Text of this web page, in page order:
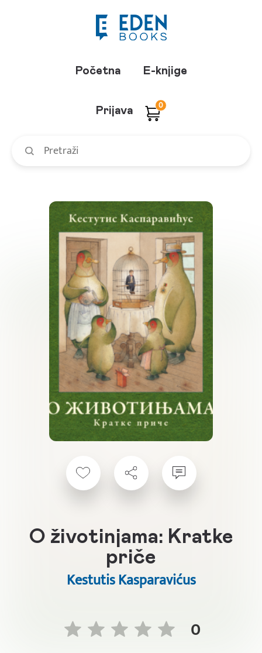
Početna E-knjige
Prijava 0
O životinjama: Kratke
priče
Kestutis Kasparavićus
0